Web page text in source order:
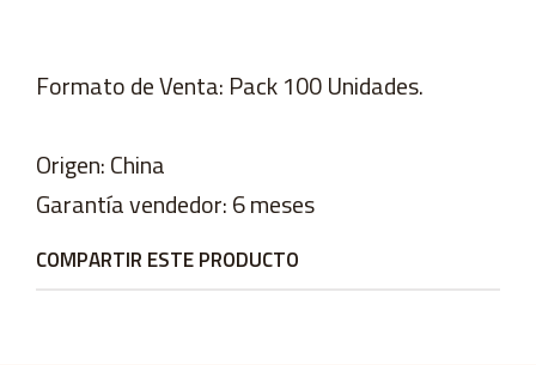
Formato de Venta: Pack 100 Unidades.
Origen: China
Garantía vendedor: 6 meses
COMPARTIR ESTE PRODUCTO